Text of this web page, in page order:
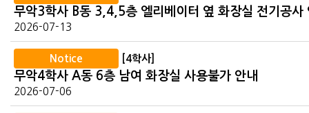
무악3학사 B동 3,4,5층 엘리베이터 옆 화장실 전기공사
2026-07-13
Notice [4학사]
무악4학사 A동 6층 남여 화장실 사용불가 안내
2026-07-06